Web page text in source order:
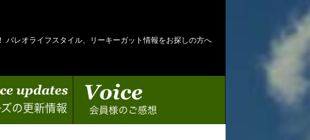
パレオライフスタイル、リーキーガット情報をお探しの方へ
報 会員様のご感想